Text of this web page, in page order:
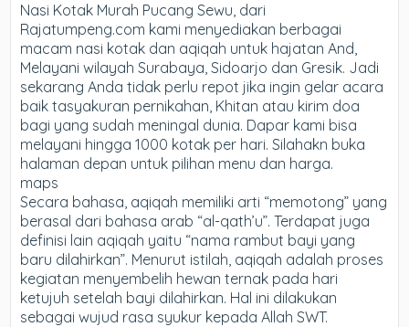
Nasi Kotak Murah Pucang Sewu, dari
Rajatumpeng.com kami menyediakan berbagai
macam nasi kotak dan aqiqah untuk hajatan And,
Melayani wilayah Surabaya, Sidoarjo dan Gresik. Jadi
sekarang Anda tidak perlu repot jika ingin gelar acara
baik tasyakuran pernikahan, Khitan atau kirim doa
bagi yang sudah meningal dunia. Dapar kami bisa
melayani hingga 1000 kotak per hari. Silahakn buka
halaman depan untuk pilihan menu dan harga.
maps
Secara bahasa, aqiqah memiliki arti “memotong” yang
berasal dari bahasa arab “al-qath’u”. Terdapat juga
definisi lain aqiqah yaitu “nama rambut bayi yang
baru dilahirkan”. Menurut istilah, aqiqah adalah proses
kegiatan menyembelih hewan ternak pada hari
ketujuh setelah bayi dilahirkan. Hal ini dilakukan
sebagai wujud rasa syukur kepada Allah SWT.